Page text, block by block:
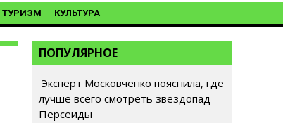
ТУРИЗМ КУЛЬТУРА
ПОПУЛЯРНОЕ
Эксперт Московченко пояснила, где
лучше всего смотреть звездопад
Персеиды